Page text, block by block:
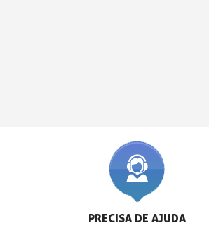
PRECISA DE AJUDA